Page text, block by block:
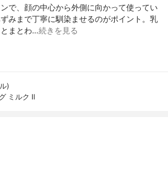
で、顔の中心から外側に向かって使ってい
みまで丁寧に馴染ませるのがポイント。乳
まとわ…続きを見る
)
ミルク Ⅱ